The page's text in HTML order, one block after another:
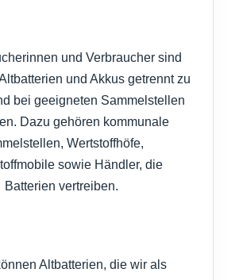
und Akkus getrennt zu
bei geeigneten Sammelstellen
Dazu gehören kommunale
Wertstoffhöfe,
sowie Händler, die
Batterien vertreiben.